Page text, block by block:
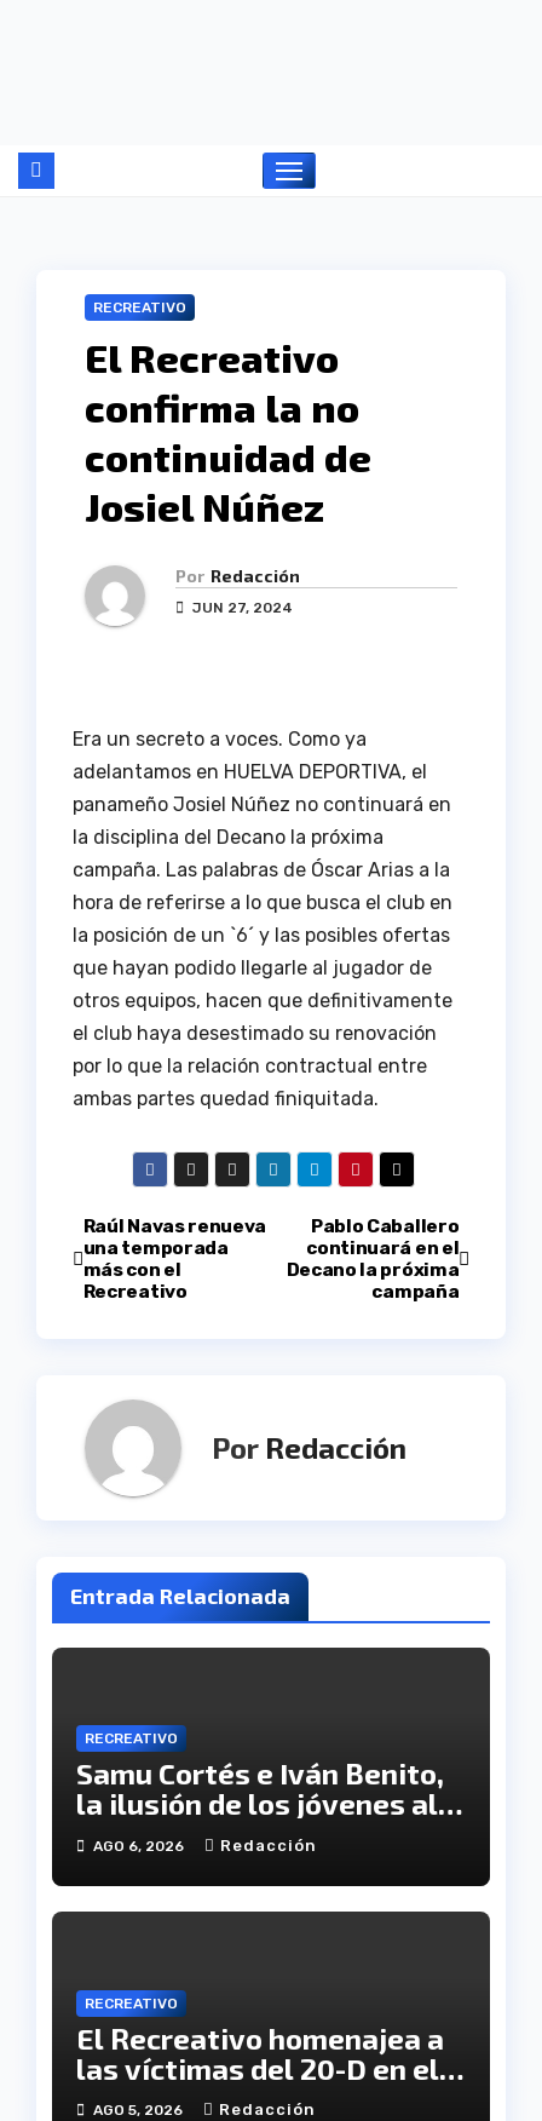
RECREATIVO
El Recreativo
confirma la no
continuidad de
Josiel Núñez
Por Redacción
JUN 27, 2024
Era un secreto a voces. Como ya
adelantamos en HUELVA DEPORTIVA, el
panameño Josiel Núñez no continuará en
la disciplina del Decano la próxima
campaña. Las palabras de Óscar Arias a la
hora de referirse a lo que busca el club en
la posición de un `6´ y las posibles ofertas
que hayan podido llegarle al jugador de
otros equipos, hacen que definitivamente
el club haya desestimado su renovación
por lo que la relación contractual entre
ambas partes quedad finiquitada.
Navegación
de
Pablo Caballero
continuará en el
Decano la próxima
campaña
Raúl Navas renueva
una temporada
más con el
Recreativo
Por Redacción
Entrada Relacionada
RECREATIVO
Samu Cortés e Iván Benito,
la ilusión de los jóvenes al
servicio del Decano
AGO 6, 2026 Redacción
RECREATIVO
El Recreativo homenajea a
las víctimas del 20-D en el
XX aniversario de la
AGO 5, 2026 Redacción